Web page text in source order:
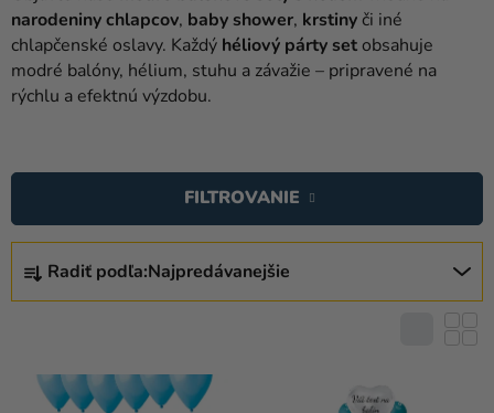
Párty
Výzdoba
a
Oblečenie
Pečenie
Darčeky
narodeniny chlapcov, baby shower, krstiny či iné
chlapčenské oslavy. Každý héliový párty set obsahuje
modré balóny, hélium, stuhu a závažie – pripravené na
rýchlu a efektnú výzdobu.
A
D
Radiť podľa:Najpredávanejšie
FILTROVANIE
Ý
P
I
S
P